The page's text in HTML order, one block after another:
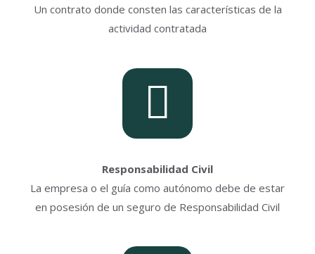
Un contrato donde consten las características de la
actividad contratada
Responsabilidad Civil
La empresa o el guía como autónomo debe de estar
en posesión de un seguro de Responsabilidad Civil